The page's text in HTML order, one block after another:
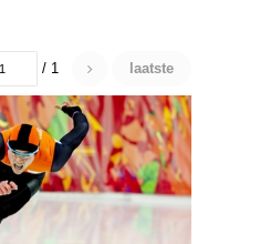
/ 1 laatste